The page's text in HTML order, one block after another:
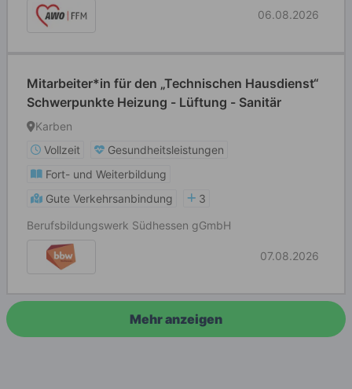
06.08.2026
Mitarbeiter*in für den „Technischen Hausdienst“
Schwerpunkte Heizung - Lüftung - Sanitär
Karben
Vollzeit
Gesundheitsleistungen
Fort- und Weiterbildung
Gute Verkehrsanbindung
3
Berufsbildungswerk Südhessen gGmbH
07.08.2026
Mehr anzeigen